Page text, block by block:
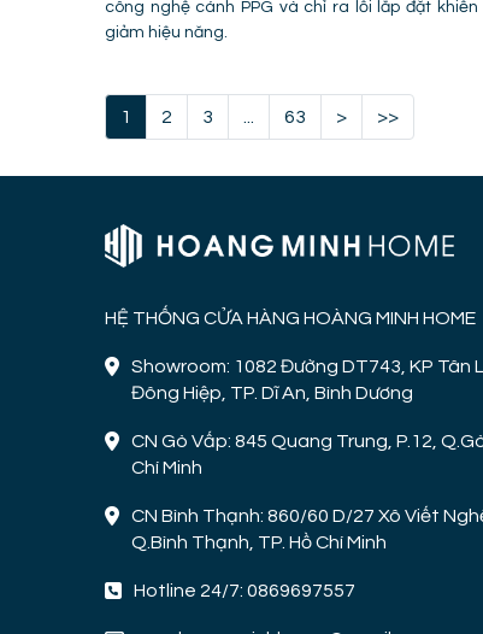
công nghệ cánh PPG và chỉ ra lỗi lắp đặt khiến
giảm hiệu năng.
1 2 3 63 > >>
HỆ THỐNG CỬA HÀNG HOÀNG MINH HOME
Showroom: 1082 Đường DT743, KP Tân
Đông Hiệp, TP. Dĩ An, Bình Dương
CN Gò Vấp: 845 Quang Trung, P.12,
Chí Minh
CN Bình Thạnh: 860/60 D/27 Xô Viết
Q.Bình Thạnh, TP. Hồ Chí Minh
Hotline 24/7: 0869697557